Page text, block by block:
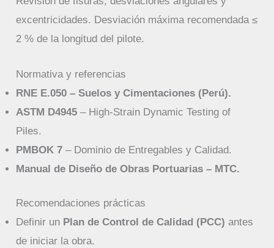
excentricidades. Desviación máxima recomendada ≤
2 % de la longitud del pilote.
Normativa y referencias
RNE E.050 – Suelos y Cimentaciones (Perú).
ASTM D4945 – High-Strain Dynamic Testing of
Piles.
PMBOK 7 – Dominio de Entregables y Calidad.
Manual de Diseño de Obras Portuarias – MTC.
Recomendaciones prácticas
Definir un Plan de Control de Calidad (PCC) antes
de iniciar la obra.